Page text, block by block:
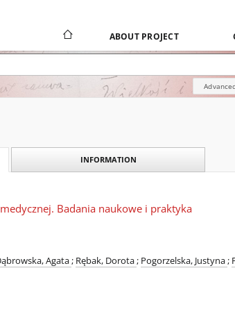
ABOUT PROJECT
INFORMATION
Badania naukowe i praktyka
Agata; Rębak, Dorota; Pogorzelska, Justyna;